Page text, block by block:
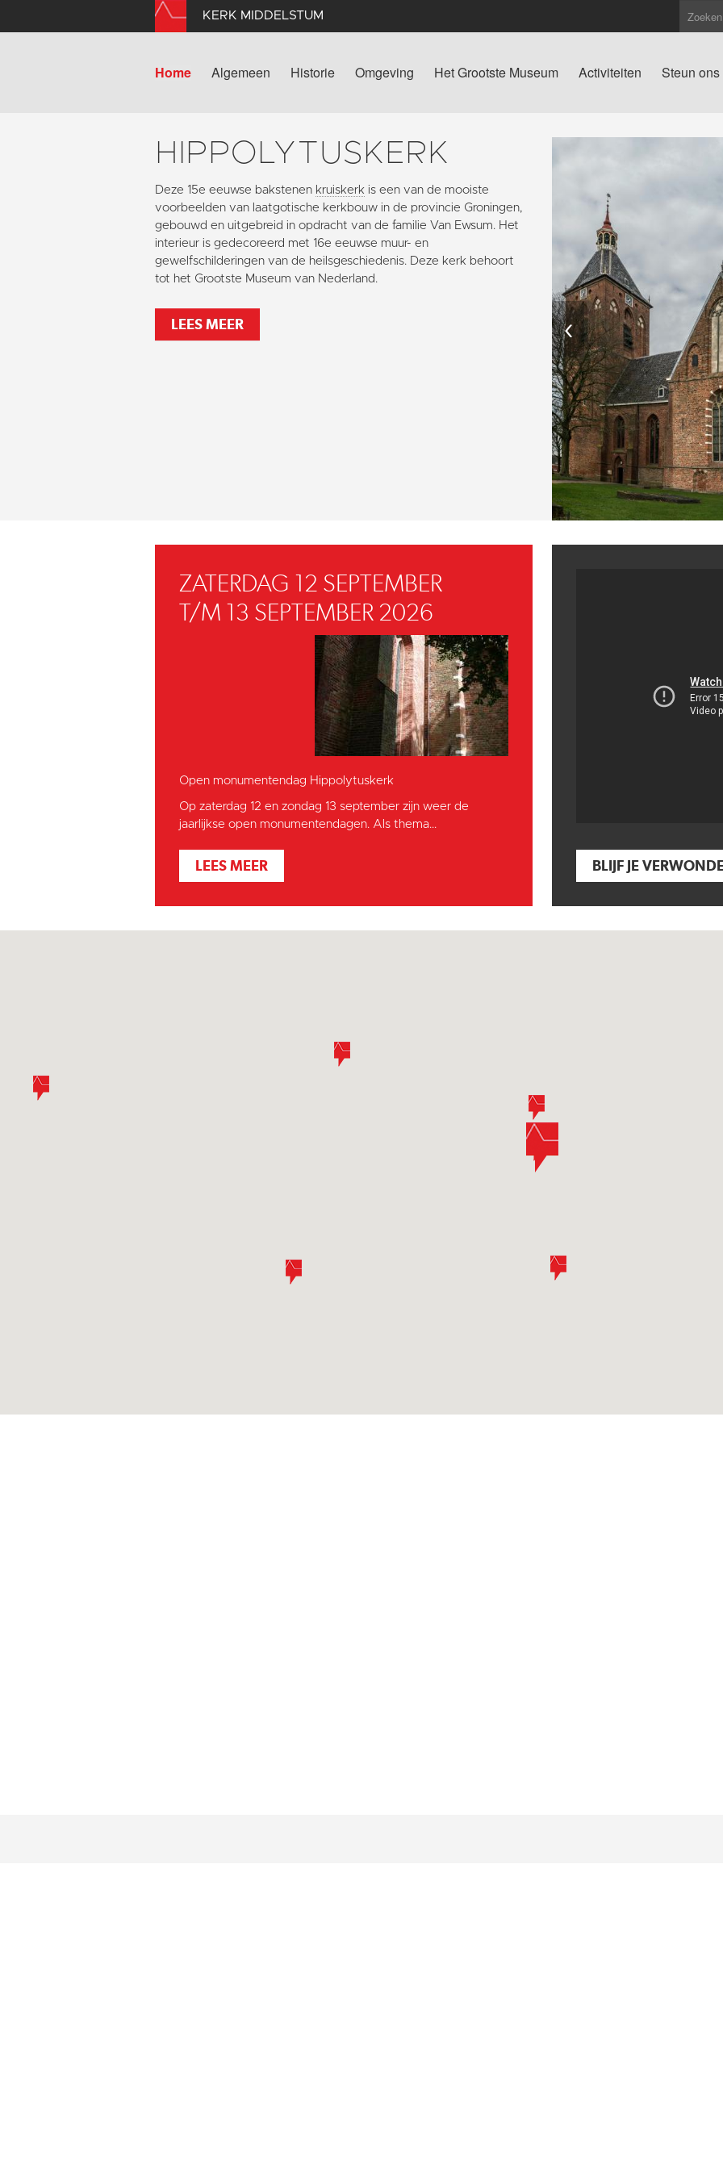
KERK MIDDELSTUM
Home Algemeen Historie Omgeving Het Grootste Museum Activiteiten Steun ons
HIPPOLYTUSKERK
Deze 15e eeuwse bakstenen kruiskerk is een van de mooiste
voorbeelden van laatgotische kerkbouw in de provincie Groningen,
gebouwd en uitgebreid in opdracht van de familie Van Ewsum. Het
interieur is gedecoreerd met 16e eeuwse muur- en
gewelfschilderingen van de heilsgeschiedenis. Deze kerk behoort
tot het Grootste Museum van Nederland.
LEES MEER ‹
ZATERDAG 12 SEPTEMBER
T/M 13 SEPTEMBER 2026
Open monumentendag Hippolytuskerk
Op zaterdag 12 en zondag 13 september zijn weer de
jaarlijkse open monumentendagen. Als thema...
LEES MEER BLIJF JE